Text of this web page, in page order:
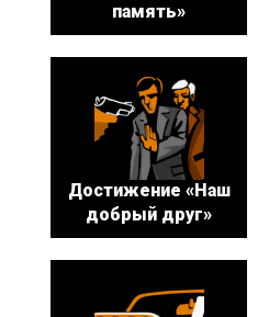
память»
Достижение «Наш
добрый друг»